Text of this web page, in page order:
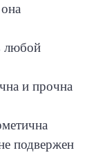
любой
и прочна
подвержен